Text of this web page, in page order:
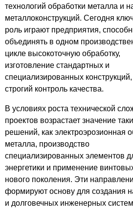
технологий обработки металла и
металлоконструкций. Сегодня
роль играют предприятия,
объединять в одном
цикле высокоточную обработку,
изготовление стандартных и
специализированных
строгий контроль качества.
В условиях роста технической
проектов возрастает значение
решений, как электроэрозионная
металла, производство
специализированных элементов
энергетики и применение
нового поколения. Эти
формируют основу для создания
и долговечных инженерных